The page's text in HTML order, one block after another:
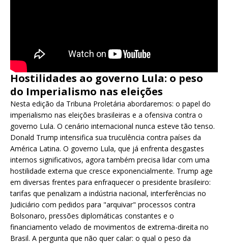
Hostilidades ao governo Lula: o peso
do Imperialismo nas eleições
Nesta edição da Tribuna Proletária abordaremos: o papel do
imperialismo nas eleições brasileiras e a ofensiva contra o
governo Lula. O cenário internacional nunca esteve tão tenso.
Donald Trump intensifica sua truculência contra países da
América Latina. O governo Lula, que já enfrenta desgastes
internos significativos, agora também precisa lidar com uma
hostilidade externa que cresce exponencialmente. Trump age
em diversas frentes para enfraquecer o presidente brasileiro:
tarifas que penalizam a indústria nacional, interferências no
Judiciário com pedidos para "arquivar" processos contra
Bolsonaro, pressões diplomáticas constantes e o
financiamento velado de movimentos de extrema-direita no
Brasil. A pergunta que não quer calar: o qual o peso da